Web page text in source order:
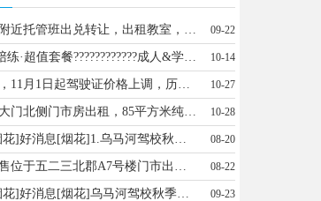
南郡小学附近托管班出兑转让，出租教室，设备齐全，接手即可经营联系电话:13766759910王女士13766759910 09-22
????钢琴陪练·超值套餐????‍????‍????成人&学生均可报名????单次：100元/小时????套餐一：1000元=11小时（平均仅90.9元/小时）????套餐二：2000元=25小时（平均仅80元/小时）????我的优势！-沈阳音乐学院本科毕业，文学学士-专业钢琴教学与陪练经验-轻松有趣的课堂，让孩子爱上练琴-针对性解决识谱、节奏、手型问题-课后反馈及时，家长随时掌握进度毕业于沈阳音乐学院音乐教育专业，拥有文学学士学位。多年钢琴教学与陪练经验，擅长儿童及青少年钢琴基础巩固与进阶训练。????陪练特点-注重基本功与乐感培养-课堂氛围轻松有趣，让孩子爱上练琴-针对性解决识谱、节奏、手型等常见问题-课后反馈及时，家长随时掌握孩子进度????荣誉经历-第五届香港国际青少年艺术节大连赛区钢琴专业青年组铜奖-“哈曼尼”杯青少年声乐乐器深圳赛区钢琴专业青年组银奖????授课形式线上/线下均可，可灵活安排时间。????联系方式微信/电话：18804589994井女士18804589994 10-14
重要通知，11月1日起驾驶证价格上调，历史最性情价不再有，还有几天想报名的抓紧吧，报名电话☎️13846609268(微信同步)王教13846609268 10-27
南郡六中大门北侧门市房出租，85平方米纯一楼，室内宽敞，有部分餐饮设备，门脸敞亮牌匾大方，位置好人流量大。联系电话13846633332 10-28
好消息[烟花]好消息[烟花]1.乌马河驾校秋季招生特惠小车C1C21500元培训费，摩托车D500元培训费正规驾校专业团队，一对一练车全程VIP教学2.招聘，教练员，交社保医保报名电话13846609268微信同步王教13846609268 08-20
便宜了出售位于五二三北郡A7号楼门市出售，面积108平赠同等面积地下室，地理位置优越，门前就是早市，门前宽敞，正房楼阳光充沛，精装修铜大门，铝硕铝门窗，纯实木扶梯，全屋实木门，房子举架高，一楼4米，地下室3.5米，吊铺已打好。地下室防水做的特别好，三个单间，一个厨房 08-22
好消息[烟花]好消息[烟花]乌马河驾校秋季招生特惠小车C1C21500元培训费，摩托车D500元培训费正规驾校专业团队，一对一练车全程VIP教学报名电话13846609268微信同步王教13846609268 09-23